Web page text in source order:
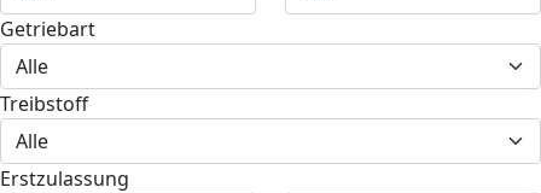
Getriebart
Treibstoff
Erstzulassung